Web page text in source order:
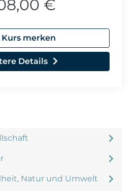
Natur und Umwelt
€
merken
Details